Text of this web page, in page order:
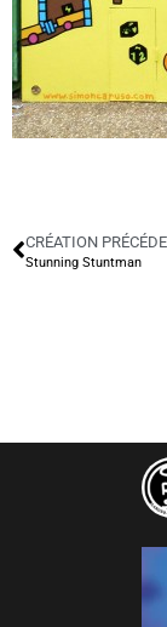
CRÉATION
Stunning Stuntman